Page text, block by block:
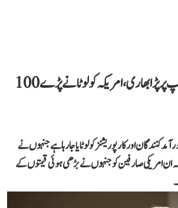
ٹیرف کا کھیل خود ٹرمپ پر پڑا بھاری، امریکہ کو لوٹانے پڑے 100
کنندگان اور کارپوریشنز کو لوٹایا جا رہا ہے جنہوں نے
ان امریکی صارفین کو جنہوں نے بڑھی ہوئی قیمتوں کے